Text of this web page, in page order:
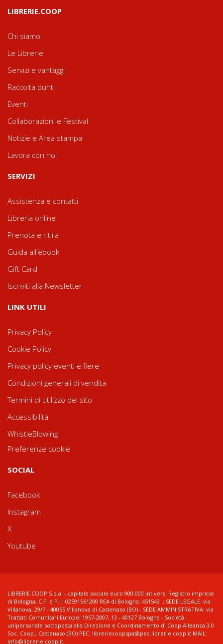
LIBRERIE.COOP
Chi siamo
Le Librerie
Servizi e vantaggi
Raccolta punti
Eventi
Collaborazioni e Festival
Notizie e Area stampa
Lavora con noi
SERVIZI
Assistenza e contatti
Libreria online
Prenota e ritira
Guida all'ebook
Gift Card
Iscriviti alla Newsletter
LINK UTILI
Privacy Policy
Cookie Policy
Privacy policy eventi e fiere
Condizioni generali di vendita
Termini di utilizzo del sito
Accessibilità
WhistleBlowing
Preferenze cookie
SOCIAL
Facebook
Instagram
X
Youtube
LIBRERIE.COOP S.p.a. - capitale sociale euro 900.000 int.vers. Registro imprese
di Bologna, C.F. e P.I.: 02591561200 REA di Bologna: 451543 ; SEDE LEGALE: via
Villanova, 29/7 - 40055 Villanova di Castenaso (BO) - SEDE AMMINISTRATIVA: via
Trattati Comunitari Europei 1957-2007, 13 - 40127 Bologna - Società
unipersonale sottoposta alla Direzione e Coordinamento di Coop Alleanza 3.0
Soc. Coop., Castenaso (BO) PEC: libreriecoopspa@pec.librerie.coop.it MAIL:
info@librerie.coop.it